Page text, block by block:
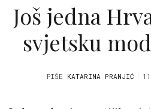
Još jedna
svjetsku
PIŠE KATARINA PRANJIĆ